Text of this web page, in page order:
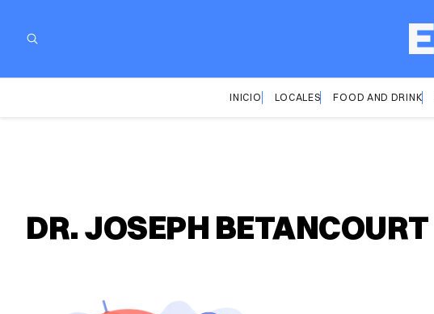
INICIO LOCALES FOOD AND DRINK
DR. JOSEPH BETANCOURT